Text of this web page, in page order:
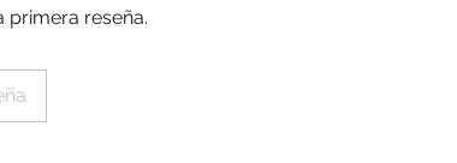
calcium aluminum borosilicate, hydrogenated
primera reseña.